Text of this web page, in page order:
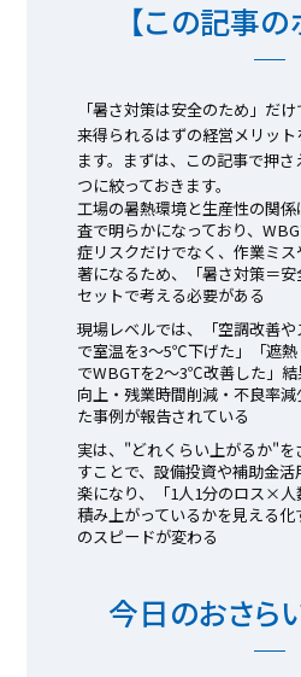
【この記事の
「暑さ対策は安全のため」だ
来得られるはずの経営メリッ
ます。まずは、この記事で押
つに絞っておきます。
工場の暑熱環境と生産性の関
査で明らかになっており、
症リスクだけでなく、作業ミ
著になるため、「暑さ対策＝
セットで考える必要がある
現場レベルでは、「空調改善
で室温を3〜5℃下げた」「遮
でWBGTを2〜3℃改善した」
向上・残業時間削減・不良率
た事例が報告されている
実は、"どれくらい上がるか"
すことで、設備投資や補助金
楽になり、「1人1分のロス×
積み上がっているかを見える
のスピードが変わる
今日のおさら